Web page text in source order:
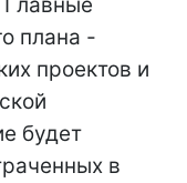
плана -
проектов и
будет
в